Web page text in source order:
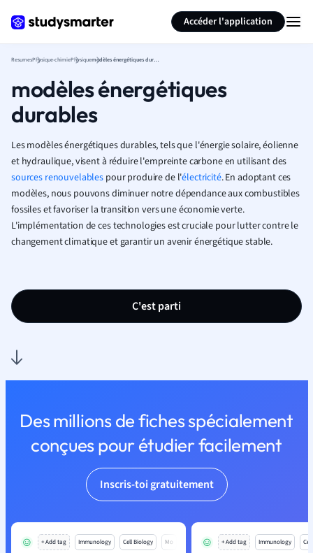
Accéder l'application
ResumesPhysique-chimiePhysique modèles énergétiques durables
modèles énergétiques
durables
Les modèles énergétiques durables, tels que l'énergie solaire, éolienne
et hydraulique, visent à réduire l'empreinte carbone en utilisant des
sources renouvelables pour produire de l'électricité. En adoptant ces
modèles, nous pouvons diminuer notre dépendance aux combustibles
fossiles et favoriser la transition vers une économie verte.
L'implémentation de ces technologies est cruciale pour lutter contre le
changement climatique et garantir un avenir énergétique stable.
C'est parti
Des millions de fiches spécialement
conçues pour étudier facilement
Inscris-toi gratuitement
+ Add tag Immunology Cell Biology Mo + Add tag Immunology
Résumer la page